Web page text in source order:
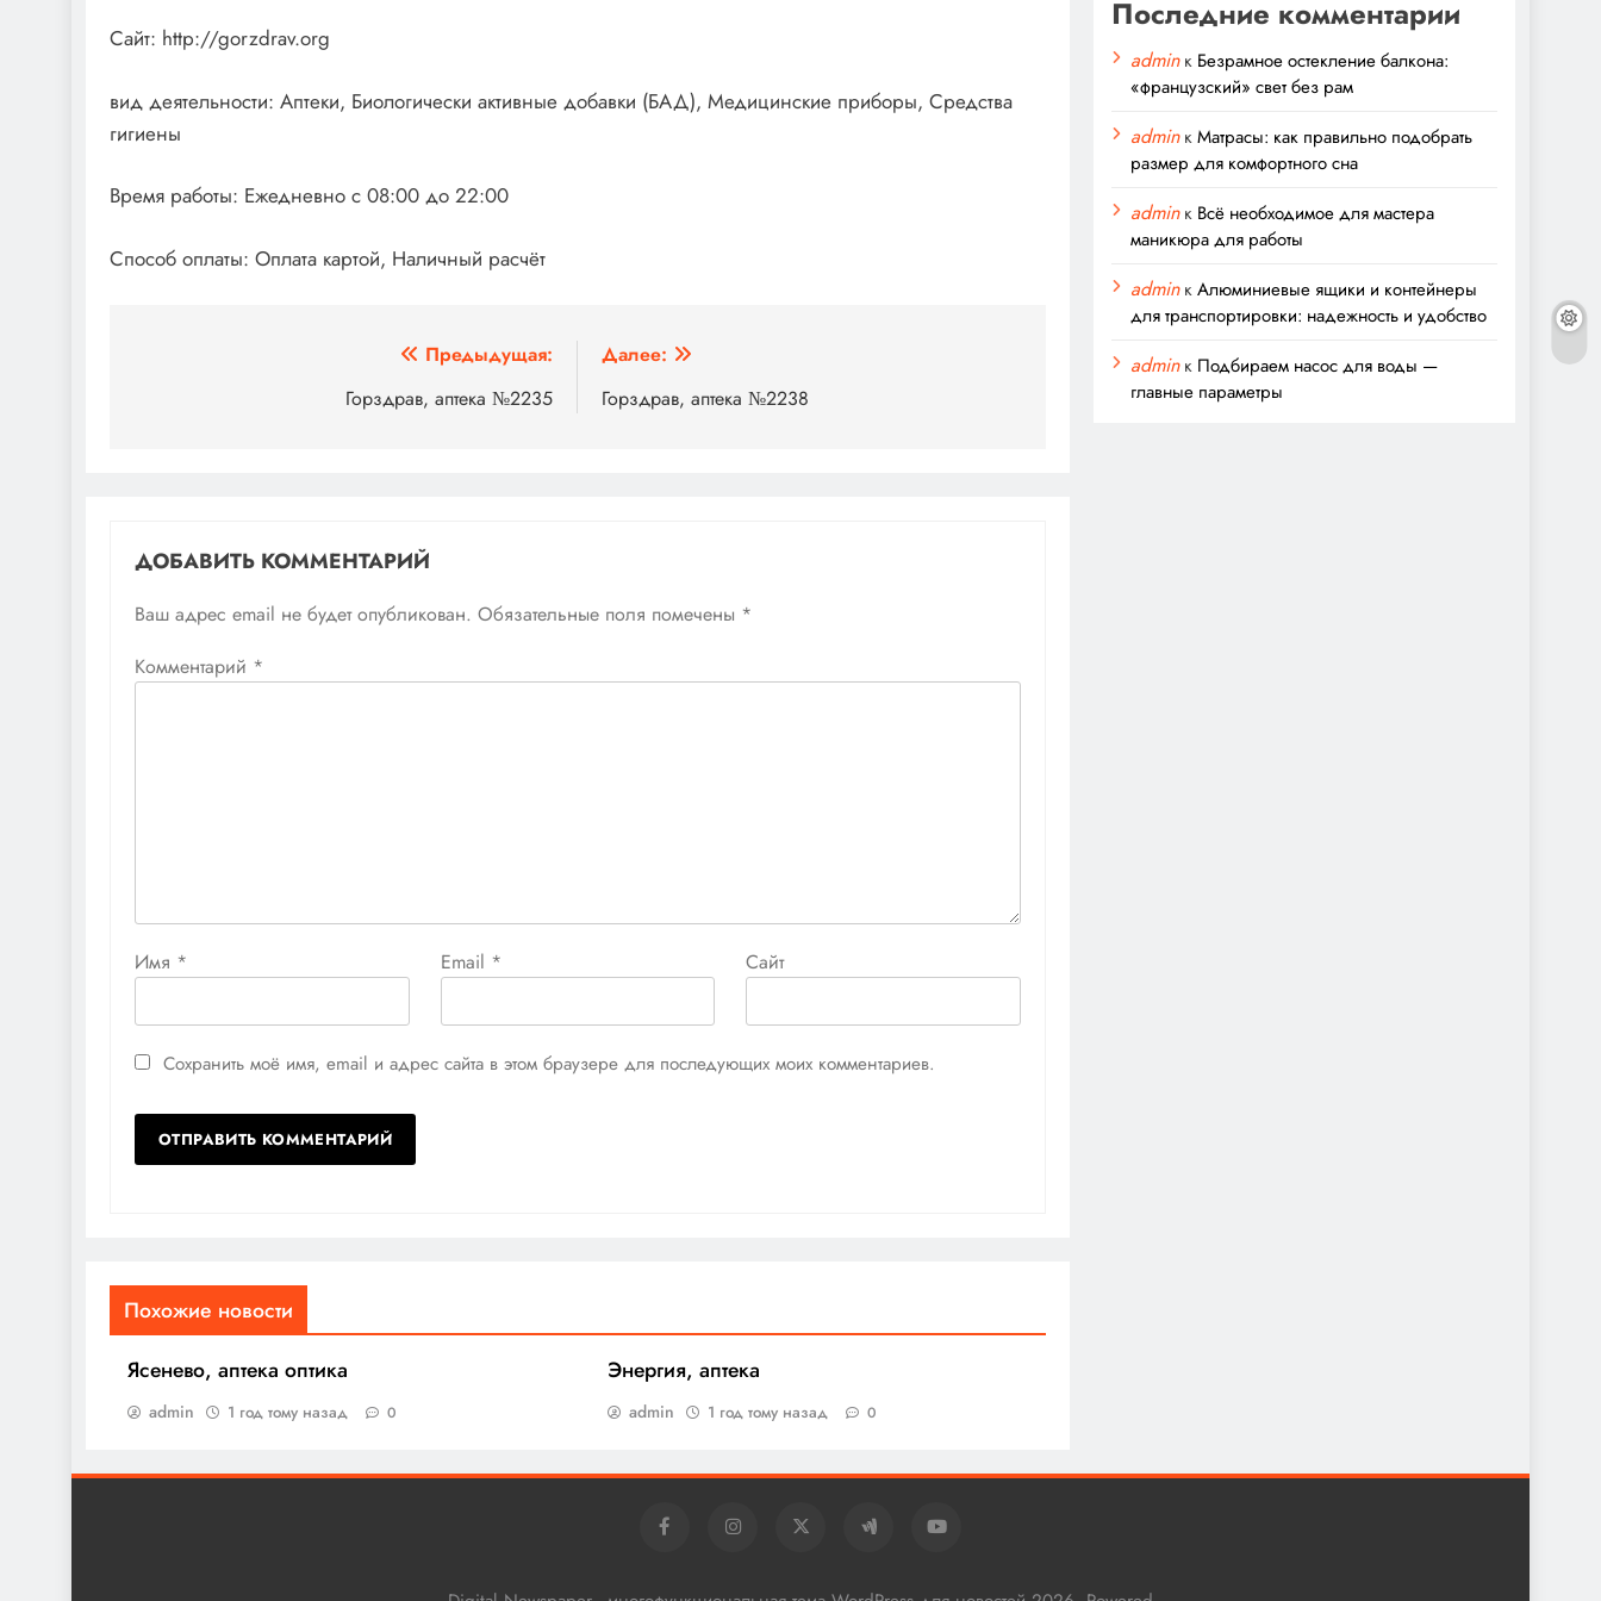
Сайт: http://gorzdrav.org
вид деятельности: Аптеки, Биологически активные добавки (БАД), Медицинские приборы, Средства
гигиены
Время работы: Ежедневно с 08:00 до 22:00
Способ оплаты: Оплата картой, Наличный расчёт
Предыдущая:
Горздрав, аптека №2235
Далее:
Горздрав, аптека №2238
ДОБАВИТЬ КОММЕНТАРИЙ
Ваш адрес email не будет опубликован. Обязательные поля помечены *
Комментарий *
Имя * Email * Сайт
Сохранить моё имя, email и адрес сайта в этом браузере для последующих моих комментариев.
Похожие новости
Ясенево, аптека оптика
admin 1 год тому назад 0
Энергия, аптека
admin 1 год тому назад 0
Последние комментарии
adminк Безрамное остекление балкона:
«французский» свет без рам
adminкМатрасы: как правильно подобрать
размер для комфортного сна
adminк Всё необходимое для мастера
маникюра для работы
adminкАлюминиевые ящики и контейнеры
для транспортировки: надежность и удобство
adminк Подбираем насос для воды —
главные параметры